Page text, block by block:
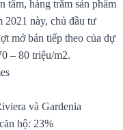
tâm, hàng trăm sản phẩm
2021 này, chủ đầu tư
mở bán tiếp theo của dự
– 80 triệu/m2.
và Gardenia
hộ: 23%